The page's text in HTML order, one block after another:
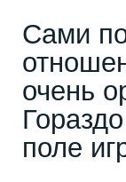
Сами
очень
поле